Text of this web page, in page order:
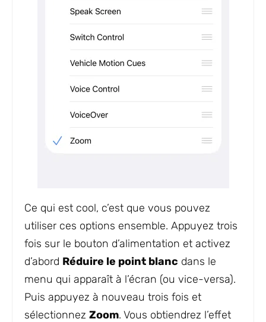
Ce qui est cool, c’est que vous pouvez
utiliser ces options ensemble. Appuyez trois
fois sur le bouton d’alimentation et activez
d’abord Réduire le point blanc dans le
menu qui apparaît à l’écran (ou vice-versa).
Puis appuyez à nouveau trois fois et
sélectionnez Zoom. Vous obtiendrez l’effet